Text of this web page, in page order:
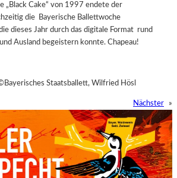
„Black Cake“ von 1997 endete der
die Bayerische Ballettwoche
dieses Jahr durch das digitale Format rund
Ausland begeistern konnte. Chapeau!
Staatsballett, Wilfried Hösl
Nächster »